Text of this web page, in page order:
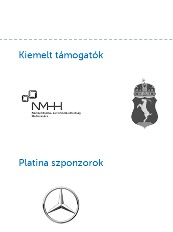
Kiemelt támogatók
Platina szponzorok